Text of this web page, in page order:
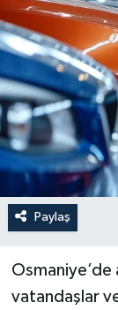
Paylaş
vatandaşlar